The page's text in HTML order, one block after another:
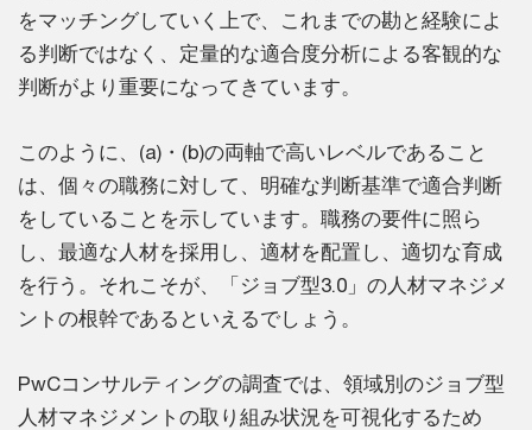
をマッチングしていく上で、これまでの勘と経験によ
る判断ではなく、定量的な適合度分析による客観的な
判断がより重要になってきています。
このように、(a)・(b)の両軸で高いレベルであること
は、個々の職務に対して、明確な判断基準で適合判断
をしていることを示しています。職務の要件に照ら
し、最適な人材を採用し、適材を配置し、適切な育成
を行う。それこそが、「ジョブ型3.0」の人材マネジメ
ントの根幹であるといえるでしょう。
PwCコンサルティングの調査では、領域別のジョブ型
人材マネジメントの取り組み状況を可視化するため